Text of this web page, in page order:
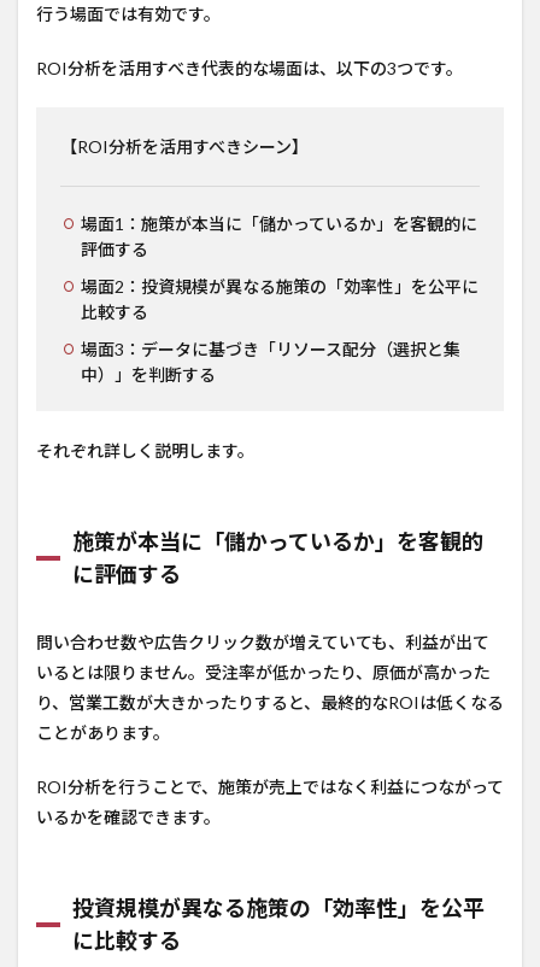
行う場面では有効です。
ROI分析を活用すべき代表的な場面は、以下の3つです。
【ROI分析を活用すべきシーン】
場面1：施策が本当に「儲かっているか」を客観的に
評価する
場面2：投資規模が異なる施策の「効率性」を公平に
比較する
場面3：データに基づき「リソース配分（選択と集
中）」を判断する
それぞれ詳しく説明します。
施策が本当に「儲かっているか」を客観的
に評価する
問い合わせ数や広告クリック数が増えていても、利益が出て
いるとは限りません。受注率が低かったり、原価が高かった
り、営業工数が大きかったりすると、最終的なROIは低くなる
ことがあります。
ROI分析を行うことで、施策が売上ではなく利益につながって
いるかを確認できます。
投資規模が異なる施策の「効率性」を公平
に比較する